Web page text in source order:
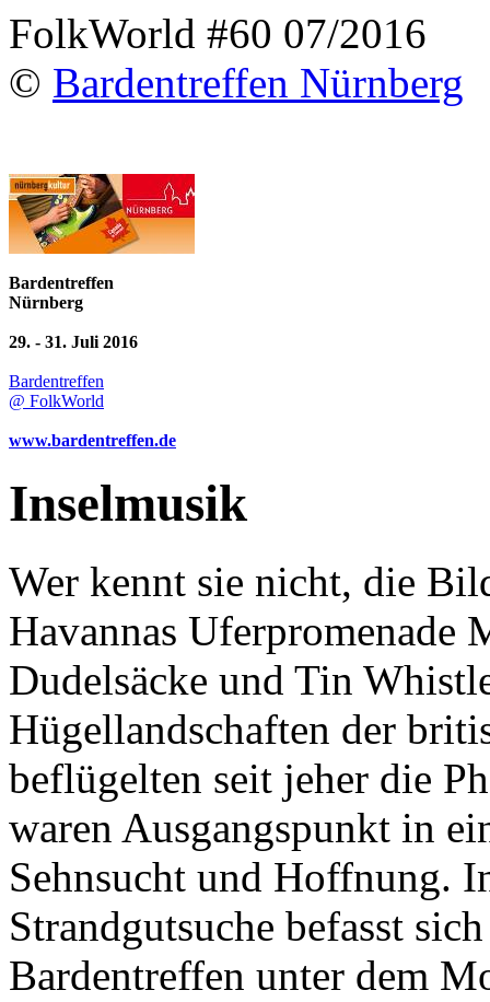
FolkWorld #60 07/2016
© Bardentreffen Nürnberg
Bardentreffen
Nürnberg
29. - 31. Juli 2016
Bardentreffen
@ FolkWorld
www.bardentreffen.de
Inselmusik
Wer kennt sie nicht, die
Havannas Uferpromenade
Dudelsäcke und Tin
Hügellandschaften der
beflügelten seit jeher die
waren Ausgangspunkt in
Sehnsucht und Hoffnung.
Strandgutsuche befasst
Bardentreffen unter dem